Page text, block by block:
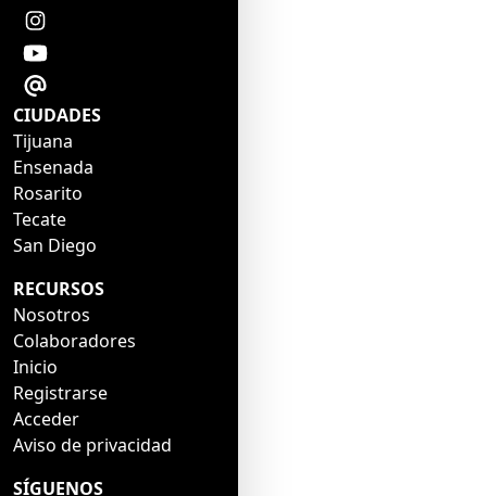
CIUDADES
Tijuana
Ensenada
Rosarito
Tecate
San Diego
RECURSOS
Nosotros
Colaboradores
Inicio
Registrarse
Acceder
Aviso de privacidad
SÍGUENOS